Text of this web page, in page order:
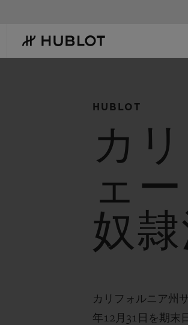
content
HUBLOT
カ
ェ
奴
カリフォルニア州
年12月31日を期末
最近の検索はありません
新作
ビ
サマー マ